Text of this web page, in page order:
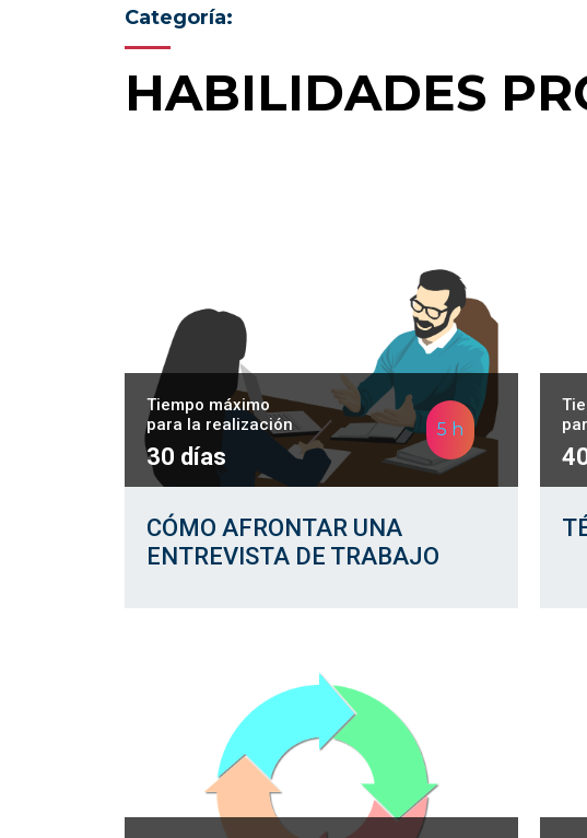
Categoría:
HABILIDADES
Tiempo máximo
para la realización
30 días
5 h
CÓMO AFRONTAR UNA
ENTREVISTA DE TRABAJO